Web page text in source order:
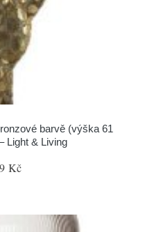
barvě (výška 61
Light & Living
Kč